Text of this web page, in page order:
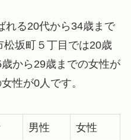
れる20代から34歳まで
坂町５丁目では20歳
から29歳までの女性が
性が0人です。
男性 女性